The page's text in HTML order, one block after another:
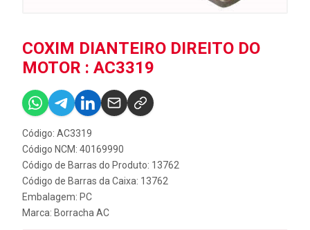
COXIM DIANTEIRO DIREITO DO
MOTOR : AC3319
Código: AC3319
Código NCM: 40169990
Código de Barras do Produto: 13762
Código de Barras da Caixa: 13762
Embalagem: PC
Marca: Borracha AC